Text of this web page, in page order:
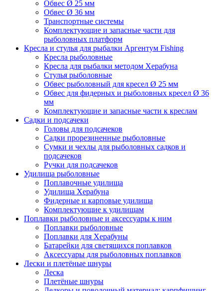
Обвес Ø 25 мм
Обвес Ø 36 мм
Транспортные системы
Комплектующие и запасные части для
рыболовных платформ
Кресла и стулья для рыбалки Аргентум Fishing
Кресла рыболовные
Кресла для рыбалки методом Херабуна
Стулья рыболовные
Обвес рыболовный для кресел Ø 25 мм
Обвес для фидерных и рыболовных кресел Ø 36
мм
Комплектующие и запасные части к креслам
Садки и подсачеки
Головы для подсачеков
Садки прорезиненные рыболовные
Сумки и чехлы для рыболовных садков и
подсачеков
Ручки для подсачеков
Удилища рыболовные
Поплавочные удилища
Удилища Херабуна
Фидерные и карповые удилища
Комплектующие к удилищам
Поплавки рыболовные и аксессуары к ним
Поплавки рыболовные
Поплавки для Херабуны
Батарейки для светящихся поплавков
Аксессуары для рыболовных поплавков
Лески и плетёные шнуры
Леска
Плетёные шнуры